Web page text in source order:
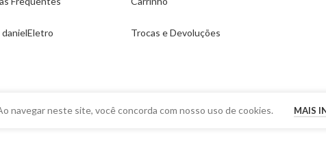
Trocas e Devoluções
navegar neste site, você concorda com nosso uso de cookies. MAIS